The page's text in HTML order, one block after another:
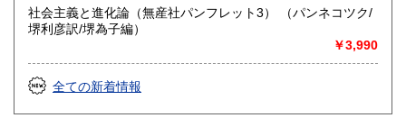
社会主義と進化論（無産社パンフレット3） （パンネコツク/
堺利彦訳/堺為子編）
￥3,990
全ての新着情報